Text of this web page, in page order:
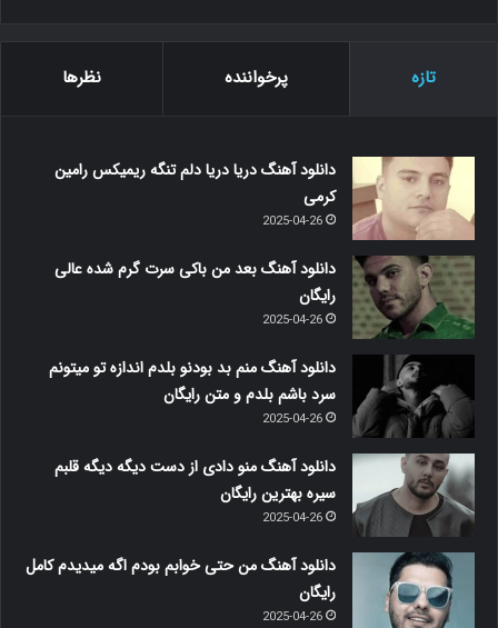
ی
تازه پرخواننده نظرها
دانلود آهنگ دریا دریا دلم تنگه ریمیکس رامین
کرمی
2025-04-26
دانلود آهنگ بعد من باکی سرت گرم شده عالی
رایگان
2025-04-26
دانلود آهنگ منم بد بودنو بلدم اندازه تو میتونم
سرد باشم بلدم و متن رایگان
2025-04-26
دانلود آهنگ منو دادی از دست دیگه دیگه قلبم
سیره بهترین رایگان
2025-04-26
دانلود آهنگ من حتی خوابم بودم اگه میدیدم کامل
رایگان
2025-04-26